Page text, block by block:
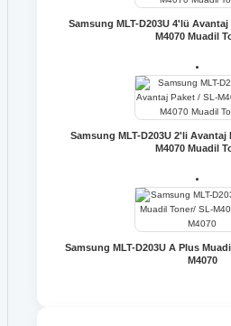
Samsung MLT-D203U 4'lü Avantaj
M4070 Muadil
Samsung MLT-D203U 2'li Avantaj
M4070 Muadil
Samsung MLT-D203U A Plus
M4070